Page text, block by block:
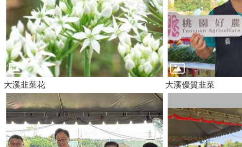
大溪韭菜花 大溪優質韭菜